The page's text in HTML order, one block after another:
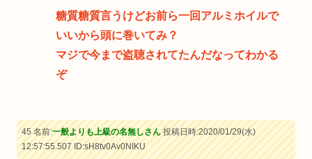
糖質糖質言うけどお前ら一回アルミホイルで
いいから頭に巻いてみ？
マジで今まで盗聴されてたんだなってわかる
ぞ
45 名前:一般よりも上級の名無しさん投稿日時:2020/01/29(水)
12:57:55.507ID:sH8tv0Av0NIKU